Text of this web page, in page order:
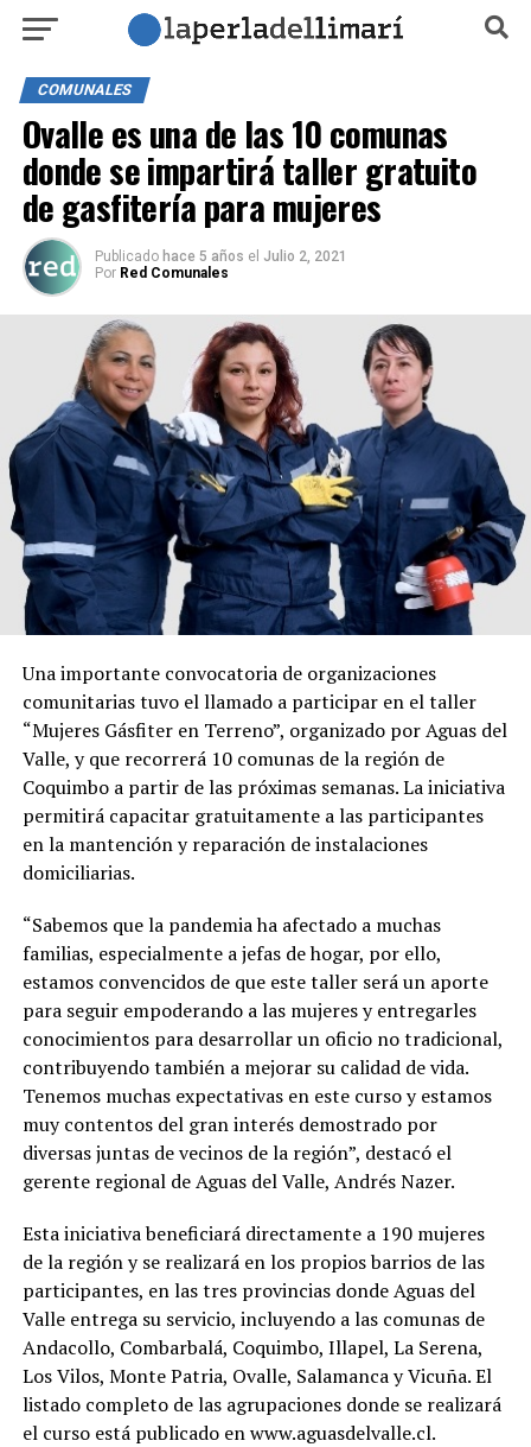
COMUNALES
Ovalle es una de las 10 comunas
donde se impartirá taller gratuito
de gasfitería para mujeres
Publicado hace 5 años el Julio 2, 2021
Por Red Comunales
Una importante convocatoria de organizaciones
comunitarias tuvo el llamado a participar en el taller
“Mujeres Gásfiter en Terreno”, organizado por Aguas del
Valle, y que recorrerá 10 comunas de la región de
Coquimbo a partir de las próximas semanas. La iniciativa
permitirá capacitar gratuitamente a las participantes
en la mantención y reparación de instalaciones
domiciliarias.
“Sabemos que la pandemia ha afectado a muchas
familias, especialmente a jefas de hogar, por ello,
estamos convencidos de que este taller será un aporte
para seguir empoderando a las mujeres y entregarles
conocimientos para desarrollar un oficio no tradicional,
contribuyendo también a mejorar su calidad de vida.
Tenemos muchas expectativas en este curso y estamos
muy contentos del gran interés demostrado por
diversas juntas de vecinos de la región”, destacó el
gerente regional de Aguas del Valle, Andrés Nazer.
Esta iniciativa beneficiará directamente a 190 mujeres
de la región y se realizará en los propios barrios de las
participantes, en las tres provincias donde Aguas del
Valle entrega su servicio, incluyendo a las comunas de
Andacollo, Combarbalá, Coquimbo, Illapel, La Serena,
Los Vilos, Monte Patria, Ovalle, Salamanca y Vicuña. El
listado completo de las agrupaciones donde se realizará
el curso está publicado en www.aguasdelvalle.cl.